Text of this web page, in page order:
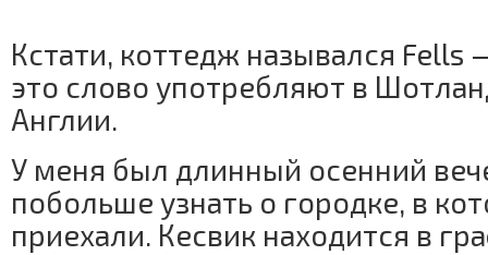
Кстати, коттедж назывался
это слово употребляют в
Англии.
У меня был длинный осенний
побольше узнать о городке, в
приехали. Кесвик находится в